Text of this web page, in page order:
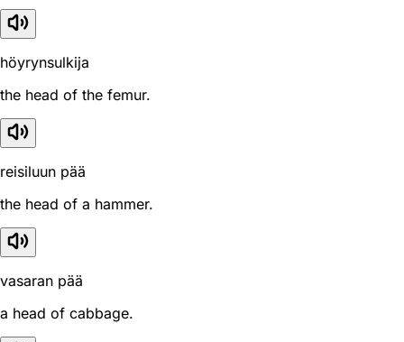
höyrynsulkija
the head of the femur.
reisiluun pää
the head of a hammer.
vasaran pää
a head of cabbage.